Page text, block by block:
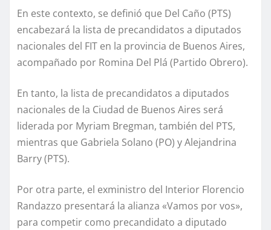
En este contexto, se definió que Del Caño (PTS)
encabezará la lista de precandidatos a diputados
nacionales del FIT en la provincia de Buenos Aires,
acompañado por Romina Del Plá (Partido Obrero).
En tanto, la lista de precandidatos a diputados
nacionales de la Ciudad de Buenos Aires será
liderada por Myriam Bregman, también del PTS,
mientras que Gabriela Solano (PO) y Alejandrina
Barry (PTS).
Por otra parte, el exministro del Interior Florencio
Randazzo presentará la alianza «Vamos por vos»,
para competir como precandidato a diputado